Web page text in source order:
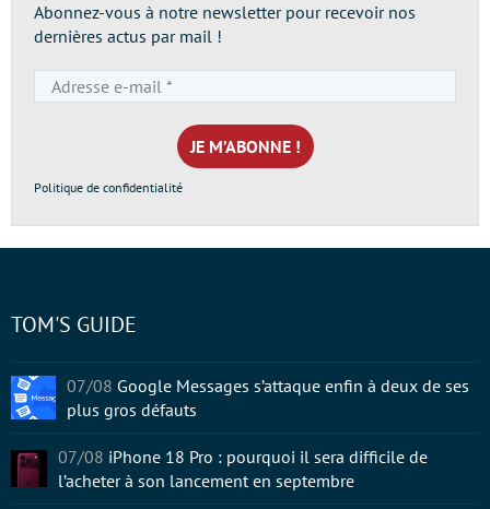
Abonnez-vous à notre newsletter pour recevoir nos
dernières actus par mail !
e-
mail
*
Politique de confidentialité
TOM'S GUIDE
07/08 Google Messages s’attaque enfin à deux de ses
plus gros défauts
07/08 iPhone 18 Pro : pourquoi il sera difficile de
l’acheter à son lancement en septembre